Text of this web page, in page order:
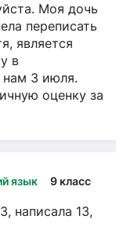
Моя дочь
переписать
является
в
нам 3 июля.
оценку за
язык 9 класс
написала 13,